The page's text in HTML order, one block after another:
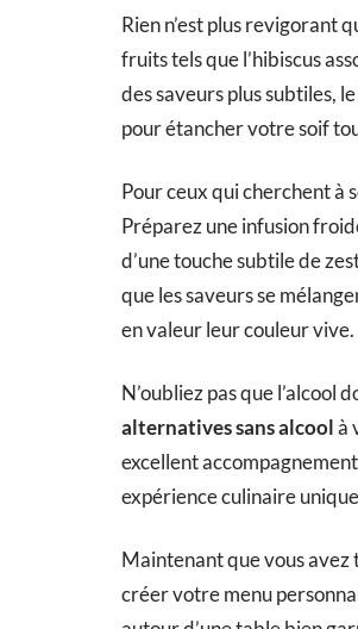
Rien n’est plus revigorant
fruits tels que l’hibiscus
des saveurs plus subtiles,
pour étancher votre soif
Pour ceux qui cherchent à
Préparez une infusion
d’une touche subtile de
que les saveurs se
en valeur leur couleur vive.
N’oubliez pas que
alternatives sans alcoolà
excellent
expérience culinaire
Maintenant que vous avez
créer votre menu